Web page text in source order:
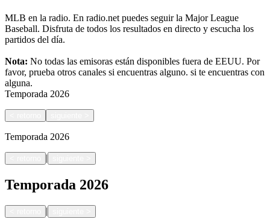
MLB en la radio. En radio.net puedes seguir la Major League
Baseball. Disfruta de todos los resultados en directo y escucha los
partidos del día.
Nota: No todas las emisoras están disponibles fuera de EEUU. Por
favor, prueba otros canales si encuentras alguno. si te encuentras con
alguna.
Temporada 2026
Temporada 2026
|
Temporada 2026
|